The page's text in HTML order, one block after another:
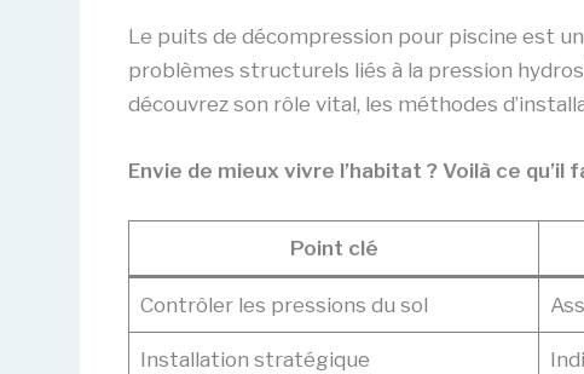
Le puits de décompression pour piscine est
problèmes structurels liés à la pression
découvrez son rôle vital, les méthodes
Envie de mieux vivre l’habitat ? Voilà ce qu’il
Point clé
Contrôler les pressions du sol
Installation stratégique